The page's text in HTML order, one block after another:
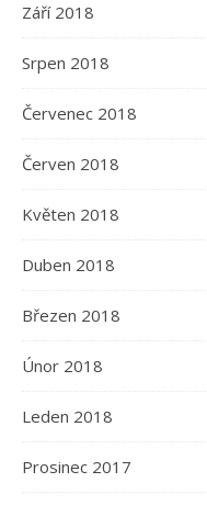
Září 2018
Srpen 2018
Červenec 2018
Červen 2018
Květen 2018
Duben 2018
Březen 2018
Únor 2018
Leden 2018
Prosinec 2017